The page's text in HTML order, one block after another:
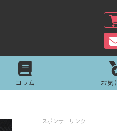
コラム お気
スポンサーリンク